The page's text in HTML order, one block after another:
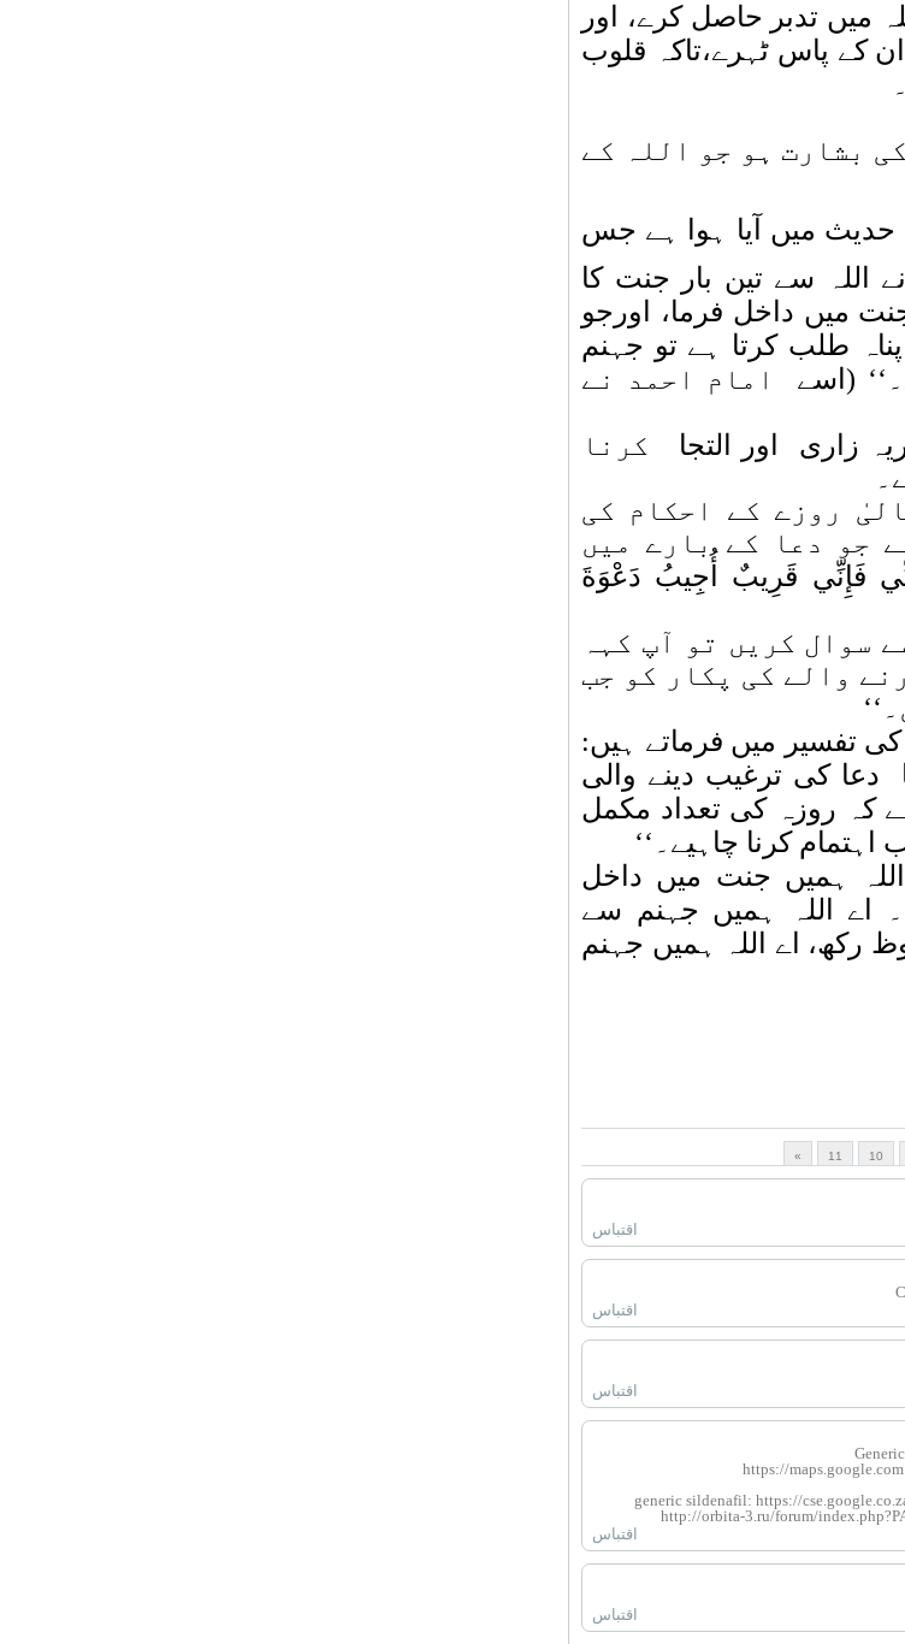
میں تدبر حاصل کرے، اور
کے پاس ٹہرے،تاکہ قلوب
بشارت ہو جو اللہ کے
میں آیا ہوا ہے جس
اللہ سے تین بار جنت کا
میں داخل فرما، اورجو
طلب کرتا ہے تو جہنم
(اسے
امام احمد نے
زاری اور التجا
کرنا
روزے کے احکام کی
جو دعا کے بارے میں
فَإِنِّي قَرِيبٌ أُجِيبُ دَعْوَةَ
سوال کریں تو آپ کہہ
والے کی پکار کو جب
تفسیر میں فرماتے ہیں:
دعا کی ترغیب دینے والی
کہ روزہ کی تعداد مکمل
کرنا چاہیے۔‘‘
ہمیں جنت میں داخل
اے اللہ ہمیں جہنم سے
رکھ، اے اللہ ہمیں جہنم
10
11
»
اقتباس
اقتباس
اقتباس
https://
generic sildenafil: https://
http://orbita-3.ru/forum/
اقتباس
اقتباس